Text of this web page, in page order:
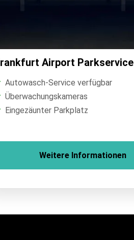
Airport Parkservice
Autowasch-Service verfügbar
Überwachungskameras
Eingezäunter Parkplatz
Weitere Informationen